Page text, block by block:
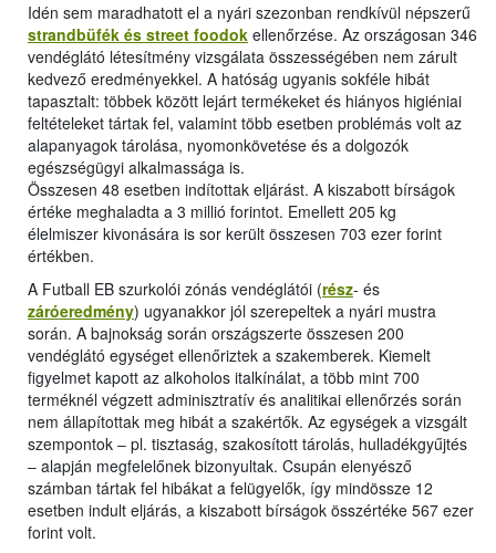
Idén sem maradhatott el a nyári szezonban rendkívül népszerű
strandbüfék és street foodok ellenőrzése. Az országosan 346
vendéglátó létesítmény vizsgálata összességében nem zárult
kedvező eredményekkel. A hatóság ugyanis sokféle hibát
tapasztalt: többek között lejárt termékeket és hiányos higiéniai
feltételeket tártak fel, valamint több esetben problémás volt az
alapanyagok tárolása, nyomonkövetése és a dolgozók
egészségügyi alkalmassága is.
Összesen 48 esetben indítottak eljárást. A kiszabott bírságok
értéke meghaladta a 3 millió forintot. Emellett 205 kg
élelmiszer kivonására is sor került összesen 703 ezer forint
értékben.
A Futball EB szurkolói zónás vendéglátói (rész- és
záróeredmény) ugyanakkor jól szerepeltek a nyári mustra
során. A bajnokság során országszerte összesen 200
vendéglátó egységet ellenőriztek a szakemberek. Kiemelt
figyelmet kapott az alkoholos italkínálat, a több mint 700
terméknél végzett adminisztratív és analitikai ellenőrzés során
nem állapítottak meg hibát a szakértők. Az egységek a vizsgált
szempontok ‒ pl. tisztaság, szakosított tárolás, hulladékgyűjtés
‒ alapján megfelelőnek bizonyultak. Csupán elenyésző
számban tártak fel hibákat a felügyelők, így mindössze 12
esetben indult eljárás, a kiszabott bírságok összértéke 567 ezer
forint volt.